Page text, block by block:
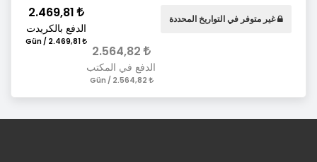
2.564,82
الدفع في المكتب
2.469,81
الدفع بالكريدت
غير متوفر في التواريخ المحددة